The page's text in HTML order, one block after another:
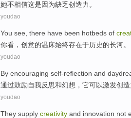
她不相信这是因为缺乏创造力 。
youdao
You see there have been hotbeds of
你看 ，创意的温床始终存在于历史的长河。
youdao
By encouraging self-reflection and
通过鼓励自我反思和幻想 ， 它可以激发创造
youdao
They supply creativity and innovation not